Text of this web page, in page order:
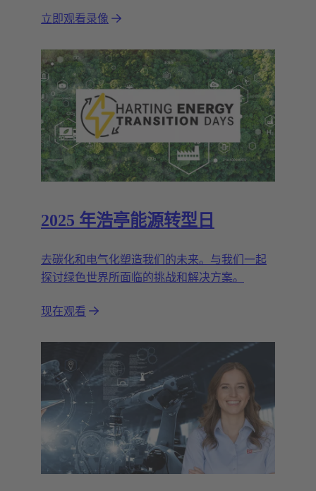
立即观看录像
2025 年浩亭能源转型日
去碳化和电气化塑造我们的未来。与我们一起
探讨绿色世界所面临的挑战和解决方案。
现在观看